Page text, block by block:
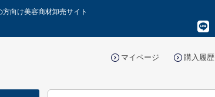
向け美容商材卸売サイト
マイページ 購入履歴